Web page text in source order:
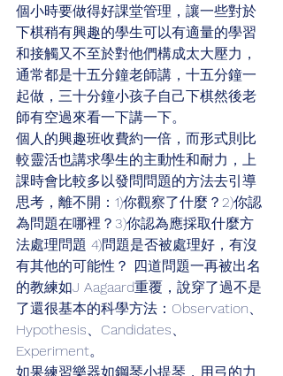
個小時要做得好課堂管理，讓一些對於
下棋稍有興趣的學生可以有適量的學習
和接觸又不至於對他們構成太大壓力，
通常都是十五分鐘老師講，十五分鐘一
起做，三十分鐘小孩子自己下棋然後老
師有空過來看一下講一下。
個人的興趣班收費約一倍，而形式則比
較靈活也講求學生的主動性和耐力，上
課時會比較多以發問問題的方法去引導
思考，離不開：1)你觀察了什麼？2)你認
為問題在哪裡？3)你認為應採取什麼方
法處理問題 4)問題是否被處理好，有沒
有其他的可能性？ 四道問題一再被出名
的教練如J Aagaard重覆，說穿了過不是
了還很基本的科學方法：Observation、
Hypothesis、Candidates、
Experiment。
如果練習樂器如鋼琴小提琴，用弓的力